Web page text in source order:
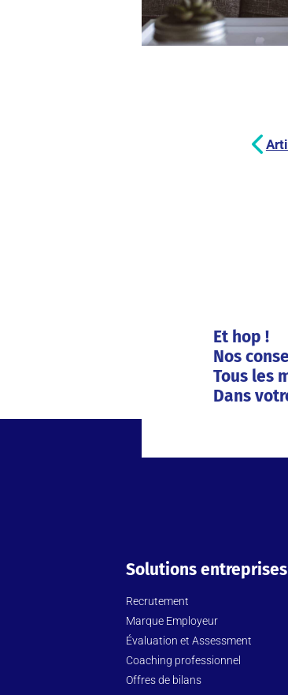
Et hop !
Nos
Tous les
Dans
Solutions entreprises
Recrutement
Marque Employeur
Évaluation et Assessment
Coaching professionnel
Offres de bilans